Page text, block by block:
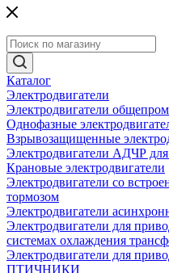
Каталог
Электродвигатели
Электродвигатели
Однофазные
Взрывозащищенные
Электродвигатели АДЧР для
Крановые электродвигатели
Электродвигатели со
тормозом
Электродвигатели
Электродвигатели для
системах охлаждения
Электродвигатели для
ПТИЧНИКИ